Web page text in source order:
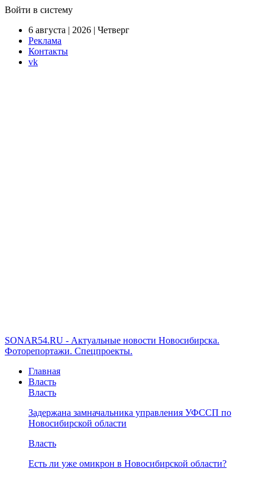
Войти в систему
6 августа | 2026 | Четверг
Реклама
Контакты
vk
SONAR54.RU - Актуальные новости Новосибирска.
Фоторепортажи. Спецпроекты.
Главная
Власть
Власть
Задержана замначальника управления УФССП по
Новосибирской области
Власть
Есть ли уже омикрон в Новосибирской области?